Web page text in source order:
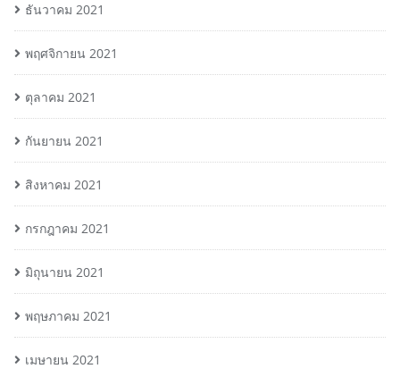
ธันวาคม 2021
พฤศจิกายน 2021
ตุลาคม 2021
กันยายน 2021
สิงหาคม 2021
กรกฎาคม 2021
มิถุนายน 2021
พฤษภาคม 2021
เมษายน 2021